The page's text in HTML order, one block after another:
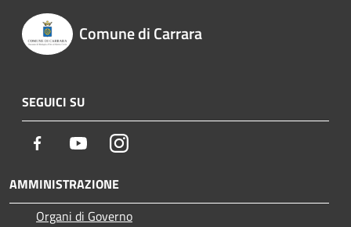
Comune di Carrara
SEGUICI SU
Facebook YoutubeInstagram
AMMINISTRAZIONE
Organi di Governo